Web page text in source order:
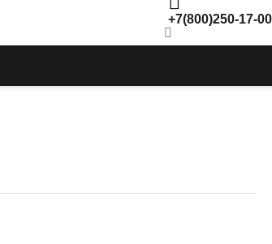
+7(800)250-17-00